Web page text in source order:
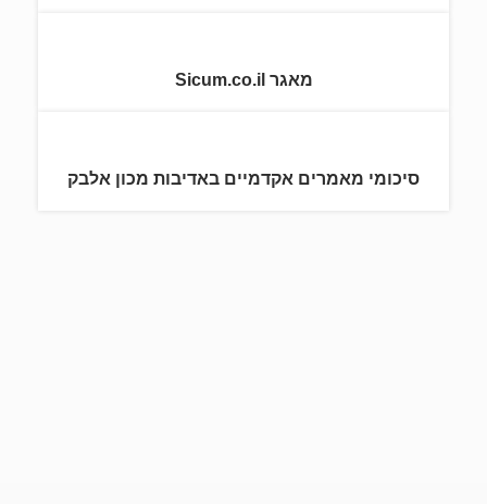
מאגר Sicum.co.il
סיכומי מאמרים אקדמיים באדיבות מכון אלבק